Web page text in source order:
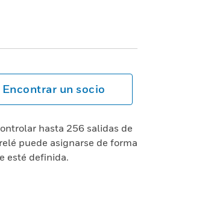
Encontrar un socio
hasta 256 salidas de
puede asignarse de forma
esté definida.